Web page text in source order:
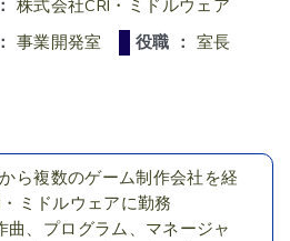
株式会社CRI・ミドルウェア
事業開発室 役職 ： 室長
ら複数のゲーム制作会社を経
ミドルウェアに勤務
曲、プログラム、マネージャ